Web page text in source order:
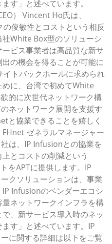
す」と述べています。
） Vincent Ho氏は、
の俊敏性とコストという相反
White Box型のソリューシ
ビス事業者は高品質な新サ
の機会を得ることが可能に
イトバックホールに求められ
に、台湾で初めてWhite
的に次世代ネットワーク構
ネットワーク展開を支援す
と協業できることを嬉しく
ゼネラルマネージャー
は、IP Infusionとの協業を
とコストの削減という
をAPTに提供します。IP
クソリューションは、事業
Infusionのベンダーエコシ
ネットワークインフラを構
、新サービス導入時のネッ
す」と述べています。IP
に関する詳細は以下をご覧